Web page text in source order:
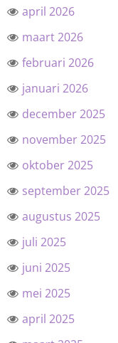
april 2026
maart 2026
februari 2026
januari 2026
december 2025
november 2025
oktober 2025
september 2025
augustus 2025
juli 2025
juni 2025
mei 2025
april 2025